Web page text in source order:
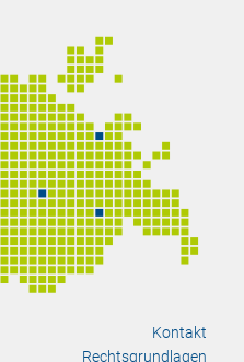
Kontakt
Rechtsgrundlagen